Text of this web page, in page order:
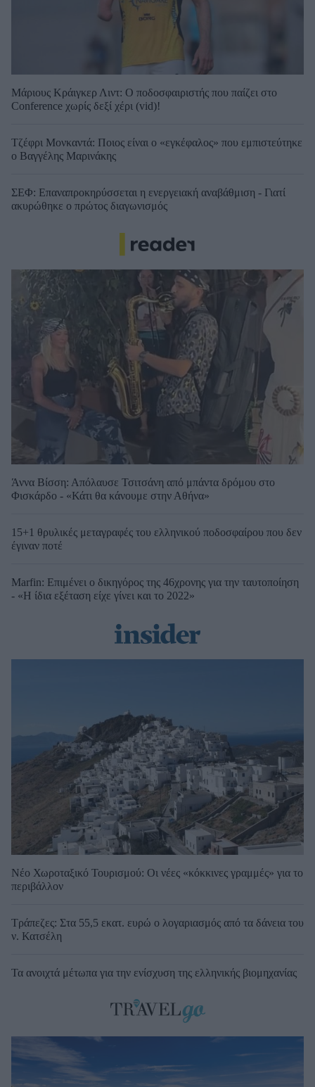
Μάριους Κράιγκερ Λιντ: Ο ποδοσφαιριστής που παίζει στο
Conference χωρίς δεξί χέρι (vid)!
Τζέφρι Μονκαντά: Ποιος είναι ο «εγκέφαλος» που εμπιστεύτηκε
ο Βαγγέλης Μαρινάκης
ΣΕΦ: Επαναπροκηρύσσεται η ενεργειακή αναβάθμιση - Γιατί
ακυρώθηκε ο πρώτος διαγωνισμός
Άννα Βίσση: Απόλαυσε Τσιτσάνη από μπάντα δρόμου στο
Φισκάρδο - «Κάτι θα κάνουμε στην Αθήνα»
15+1 θρυλικές μεταγραφές του ελληνικού ποδοσφαίρου που δεν
έγιναν ποτέ
Marfin: Επιμένει ο δικηγόρος της 46χρονης για την ταυτοποίηση
- «Η ίδια εξέταση είχε γίνει και το 2022»
Νέο Χωροταξικό Τουρισμού: Οι νέες «κόκκινες γραμμές» για το
περιβάλλον
Τράπεζες: Στα 55,5 εκατ. ευρώ ο λογαριασμός από τα δάνεια του
ν. Κατσέλη
Τα ανοιχτά μέτωπα για την ενίσχυση της ελληνικής βιομηχανίας